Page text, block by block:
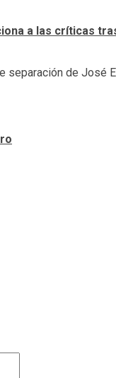
a las críticas
separación de José